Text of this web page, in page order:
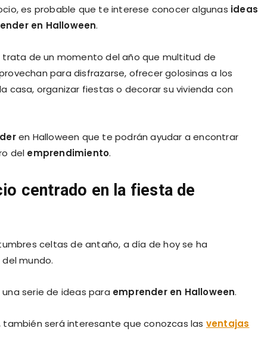
es probable que te interese conocer algunas ideas
en Halloween.
trata de un momento del año que multitud de
para disfrazarse, ofrecer golosinas a los
casa, organizar fiestas o decorar su vivienda con
en Halloween que te podrán ayudar a encontrar
del emprendimiento.
centrado en la fiesta de
celtas de antaño, a día de hoy se ha
mundo.
serie de ideas para emprender en Halloween.
será interesante que conozcas las ventajas